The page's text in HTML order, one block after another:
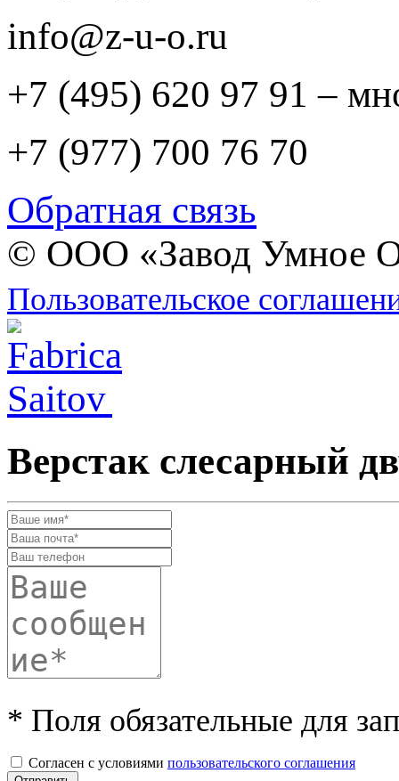
info@z-u-o.ru
+7 (495) 620 97 91 –
+7 (977) 700 76 70
Обратная связь
© ООО «Завод Умное
Пользовательское
Верстак слесарный
* Поля обязательные для
Согласен с условиями пользовательского соглашения